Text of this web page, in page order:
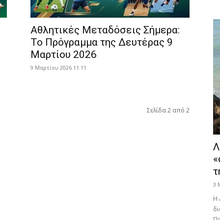
Αθλητικές Μεταδόσεις Σήμερα:
Το Πρόγραμμα της Δευτέρας 9
Μαρτίου 2026
9 Μαρτίου 2026 11:11
Σελίδα 2 από 2
3
Η